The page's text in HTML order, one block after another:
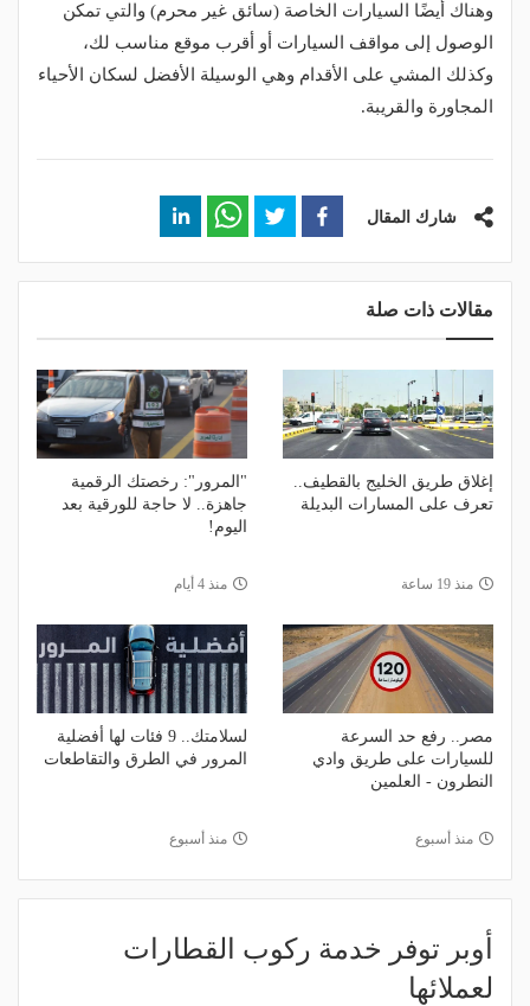
وهناك أيضًا السيارات الخاصة (سائق غير محرم) والتي تمكن
الوصول إلى مواقف السيارات أو أقرب موقع مناسب لك،
وكذلك المشي على الأقدام وهي الوسيلة الأفضل لسكان الأحياء
المجاورة والقريبة.
شارك المقال
مقالات ذات صلة
إغلاق طريق الخليج بالقطيف..
تعرف على المسارات البديلة
منذ 19 ساعة
"المرور": رخصتك الرقمية
جاهزة.. لا حاجة للورقية بعد
اليوم!
منذ 4 أيام
مصر.. رفع حد السرعة
للسيارات على طريق وادي
النطرون - العلمين
منذ أسبوع
لسلامتك.. 9 فئات لها أفضلية
المرور في الطرق والتقاطعات
منذ أسبوع
أوبر توفر خدمة ركوب القطارات
لعملائها